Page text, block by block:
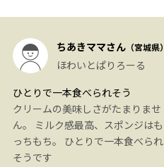
ちあきママさん （宮城県）
ほわいとぱりろーる
ひとりで一本食べられそう
クリームの美味しさがたまりませ
ん。 ミルク感最高、スポンジはも
っちもち。 ひとりで一本食べられ
そうです